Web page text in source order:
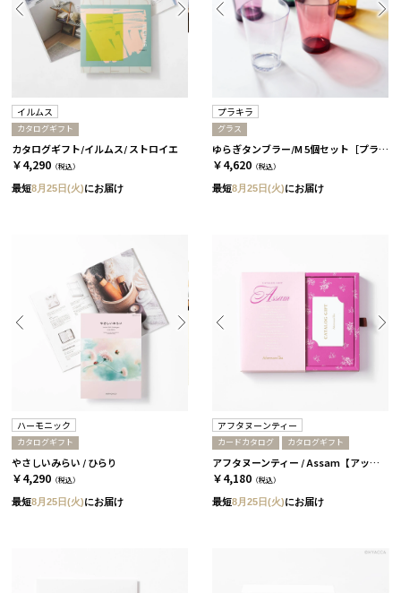
イルムス
カタログギフト
カタログギフト/イルムス/ ストロイエ
￥4,290 （税込）
最短8月25日(火)にお届け
プラキラ
グラス
ゆらぎタンブラー/M 5個セット［プラキラ］
￥4,620 （税込）
最短8月25日(火)にお届け
ハーモニック
カタログギフト
やさしいみらい / ひらり
￥4,290 （税込）
最短8月25日(火)にお届け
アフタヌーンティー
カードカタログ カタログギフト
アフタヌーンティー / Assam【アッサム】
￥4,180 （税込）
最短8月25日(火)にお届け